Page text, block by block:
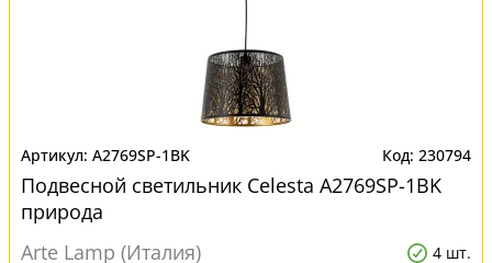
A2769SP-1BK 230794
Подвесной светильник Celesta A2769SP-1BK
природа
Arte Lamp (Италия)
4 шт.